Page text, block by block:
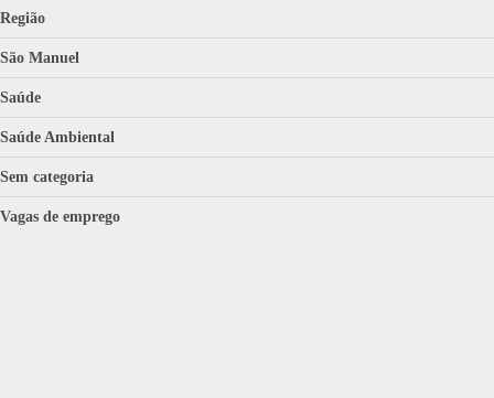
Região
São Manuel
Saúde
Saúde Ambiental
Sem categoria
Vagas de emprego